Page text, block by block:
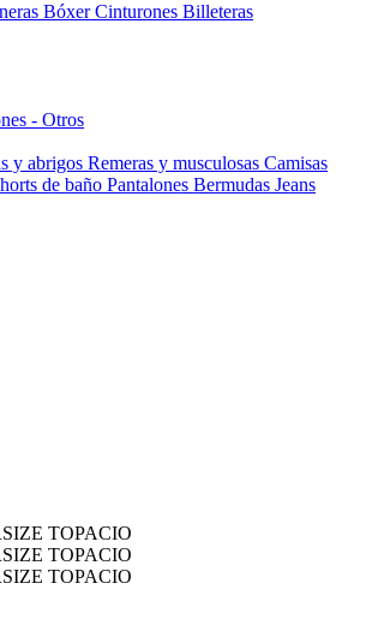
BóxerCinturones Billeteras
- Otros
y abrigos Remeras y musculosas Camisas
de baño Pantalones Bermudas Jeans